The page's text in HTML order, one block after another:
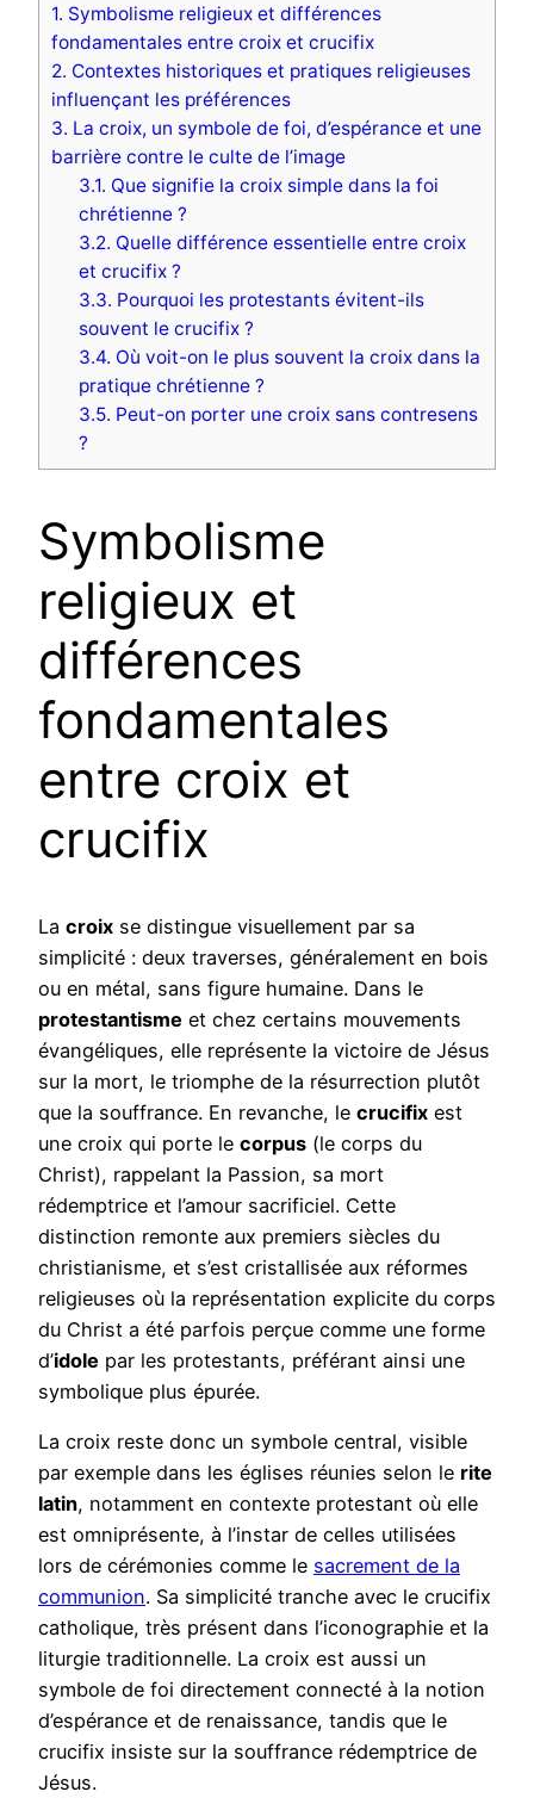
1. Symbolisme religieux et différences
fondamentales entre croix et crucifix
2. Contextes historiques et pratiques religieuses
influençant les préférences
3. La croix, un symbole de foi, d’espérance et une
barrière contre le culte de l’image
3.1. Que signifie la croix simple dans la foi
chrétienne ?
3.2. Quelle différence essentielle entre croix
et crucifix ?
3.3. Pourquoi les protestants évitent-ils
souvent le crucifix ?
3.4. Où voit-on le plus souvent la croix dans la
pratique chrétienne ?
3.5. Peut-on porter une croix sans contresens
?
Symbolisme
religieux et
différences
fondamentales
entre croix et
crucifix
La croix se distingue visuellement par sa
simplicité : deux traverses, généralement en bois
ou en métal, sans figure humaine. Dans le
protestantisme et chez certains mouvements
évangéliques, elle représente la victoire de Jésus
sur la mort, le triomphe de la résurrection plutôt
que la souffrance. En revanche, le crucifix est
une croix qui porte le corpus (le corps du
Christ), rappelant la Passion, sa mort
rédemptrice et l’amour sacrificiel. Cette
distinction remonte aux premiers siècles du
christianisme, et s’est cristallisée aux réformes
religieuses où la représentation explicite du corps
du Christ a été parfois perçue comme une forme
d’idole par les protestants, préférant ainsi une
symbolique plus épurée.
La croix reste donc un symbole central, visible
par exemple dans les églises réunies selon le rite
latin, notamment en contexte protestant où elle
est omniprésente, à l’instar de celles utilisées
lors de cérémonies comme le sacrement de la
communion. Sa simplicité tranche avec le crucifix
catholique, très présent dans l’iconographie et la
liturgie traditionnelle. La croix est aussi un
symbole de foi directement connecté à la notion
d’espérance et de renaissance, tandis que le
crucifix insiste sur la souffrance rédemptrice de
Jésus.